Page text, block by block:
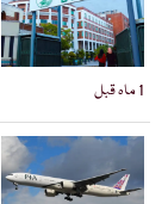
1 ماہ قبل